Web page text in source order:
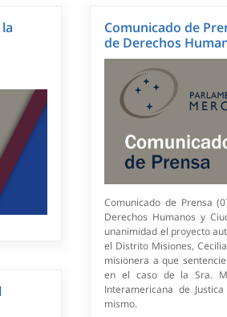
Comunicado de
de Derechos
Comunicado de Prensa
Derechos Humanos y
unanimidad el proyecto
el Distrito Misiones,
misionera a que
en el caso de la Sra.
Interamericana de
mismo.